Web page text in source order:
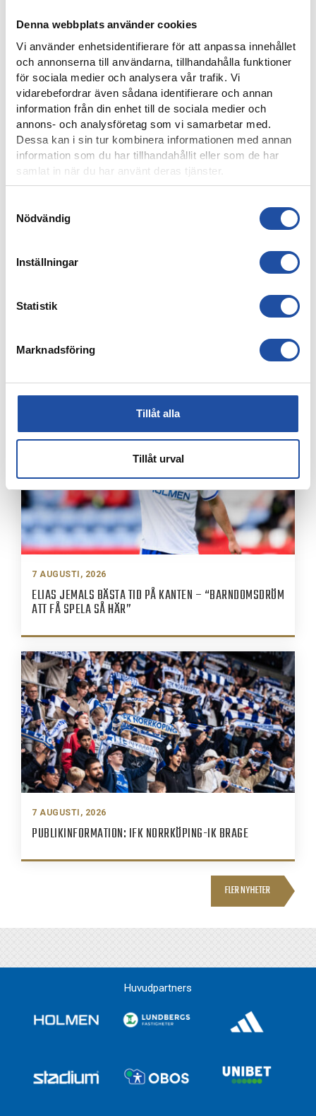
Denna webbplats använder cookies
Vi använder enhetsidentifierare för att anpassa innehållet
och annonserna till användarna, tillhandahålla funktioner
för sociala medier och analysera vår trafik. Vi
vidarebefordrar även sådana identifierare och annan
information från din enhet till de sociala medier och
annons- och analysföretag som vi samarbetar med.
Dessa kan i sin tur kombinera informationen med annan
information som du har tillhandahållit eller som de har
samlat in när du har använt deras tjänster.
Nödvändig
Inställningar
Statistik
Marknadsföring
Tillåt alla
Tillåt urval
8 AUGUSTI, 2026
NOELS STORA SHOW I 3-0-SEGERN – “OTROLIG KÄNSLA
MED VÅRA FANS”
8 AUGUSTI, 2026
7 AUGUSTI, 2026
ELIAS JEMALS BÄSTA TID PÅ KANTEN – “BARNDOMSDRÖM
ATT FÅ SPELA SÅ HÄR”
7 AUGUSTI, 2026
PUBLIKINFORMATION: IFK NORRKÖPING-IK BRAGE
FLER NYHETER
Huvudpartners